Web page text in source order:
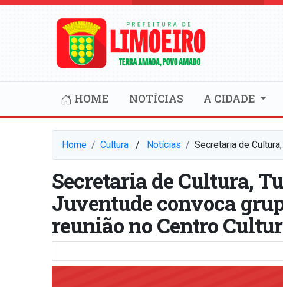
HOME NOTÍCIAS A CIDADE
Home Cultura⠀/⠀ Notícias Secretaria de
Secretaria de Cultura,
Juventude convoca
reunião no Centro